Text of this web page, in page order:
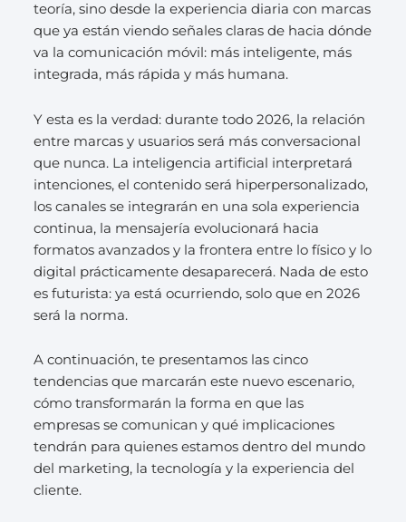
teoría, sino desde la experiencia diaria con marcas
que ya están viendo señales claras de hacia dónde
va la comunicación móvil: más inteligente, más
integrada, más rápida y más humana.
Y esta es la verdad: durante todo 2026, la relación
entre marcas y usuarios será más conversacional
que nunca. La inteligencia artificial interpretará
intenciones, el contenido será hiperpersonalizado,
los canales se integrarán en una sola experiencia
continua, la mensajería evolucionará hacia
formatos avanzados y la frontera entre lo físico y lo
digital prácticamente desaparecerá. Nada de esto
es futurista: ya está ocurriendo, solo que en 2026
será la norma.
A continuación, te presentamos las cinco
tendencias que marcarán este nuevo escenario,
cómo transformarán la forma en que las
empresas se comunican y qué implicaciones
tendrán para quienes estamos dentro del mundo
del marketing, la tecnología y la experiencia del
cliente.